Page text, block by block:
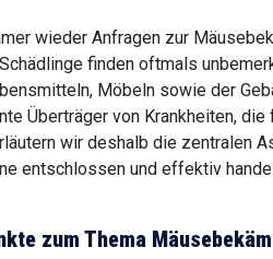
wieder Anfragen zur
finden oftmals
Möbeln sowie der
Überträger von Krankheiten,
wir deshalb die zentralen
entschlossen und effektiv
zum Thema